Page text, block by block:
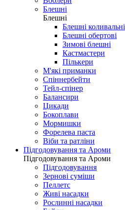
Блешні
Блешні
Блешні коливальні
Блешні обертові
Зимові блешні
Кастмастери
Пількери
М'які приманки
Спіннербейти
Тейл-спінер
Балансири
Цикади
Бокоплави
Мормишки
Форелева паста
Віби та ратліни
Підгодовування та Ароми
Підгодовування та Ароми
Підгодовування
Зернові суміши
Пеллетс
Живі насадки
Рослинні насадки